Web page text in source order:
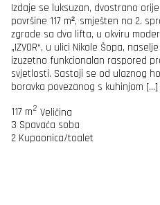
Izdaje se luksuzan, dvostrano
površine 117 m², smješten na 2.
zgrade sa dva lifta, u okviru
„IZVOR“, u ulici Nikole Šopa,
izuzetno funkcionalan raspored
svjetlosti. Sastoji se od ulaznog
boravka povezanog s kuhinjom […]
117 m2 Veličina
3 Spavaća soba
2 Kupaonica/toalet